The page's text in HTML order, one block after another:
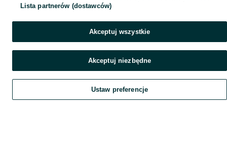
Szukaj Obserwujesz Dodaj Czat Konto
Lista partnerów (dostawców)
Akceptuj wszystkie
Akceptuj niezbędne
Ustaw preferencje